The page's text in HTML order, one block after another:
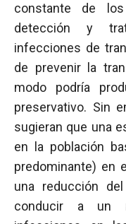
constante de
detección y
infecciones de
de prevenir la
modo podría
preservativo. Sin
sugieran que una
en la población
predominante) en
una reducción
conducir a un